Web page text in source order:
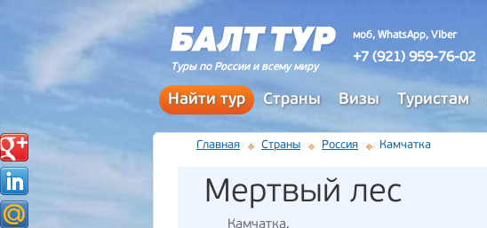
Туры по России и всему миру
моб, WhatsApp, Viber
+7 (921) 959-76-02
Найти тур Страны Визы Туристам
Главная Страны Россия Камчатка
Мертвый лес
Камчатка,